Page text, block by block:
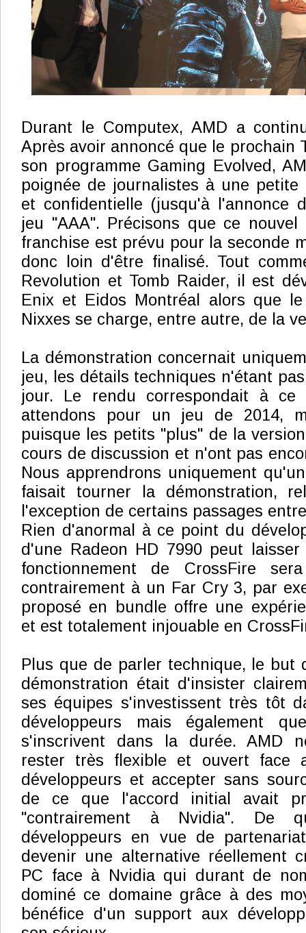
Durant le Computex, AMD a
Après avoir annoncé que le prochain
son programme Gaming Evolved,
poignée de journalistes à une petite
et confidentielle (jusqu'à l'annonce
jeu "AAA". Précisons que ce
franchise est prévu pour la seconde
donc loin d'être finalisé. Tout
Revolution et Tomb Raider, il est
Enix et Eidos Montréal alors que
Nixxes se charge, entre autre, de la
La démonstration concernait
jeu, les détails techniques n'étant
jour. Le rendu correspondait à
attendons pour un jeu de 2014,
puisque les petits "plus" de la
cours de discussion et n'ont pas
Nous apprendrons uniquement
faisait tourner la démonstration,
l'exception de certains passages
Rien d'anormal à ce point du
d'une Radeon HD 7990 peut
fonctionnement de CrossFire
contrairement à un Far Cry 3, par
proposé en bundle offre une
et est totalement injouable en
Plus que de parler technique, le but
démonstration était d'insister
ses équipes s'investissent très tôt
développeurs mais également
s'inscrivent dans la durée. AMD
rester très flexible et ouvert face
développeurs et accepter sans
de ce que l'accord initial avait
"contrairement à Nvidia". De
développeurs en vue de
devenir une alternative réellement
PC face à Nvidia qui durant de
dominé ce domaine grâce à des
bénéfice d'un support aux